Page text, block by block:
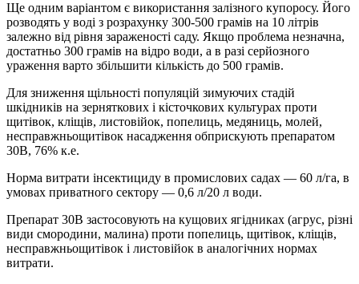
Ще одним варіантом є використання залізного купоросу. Його
розводять у воді з розрахунку 300-500 грамів на 10 літрів
залежно від рівня зараженості саду. Якщо проблема незначна,
достатньо 300 грамів на відро води, а в разі серйозного
ураження варто збільшити кількість до 500 грамів.
Для зниження щільності популяцій зимуючих стадій
шкідників на зерняткових і кісточкових культурах проти
щитівок, кліщів, листовійок, попелиць, медяниць, молей,
несправжньощитівок насадження обприскують препаратом
30В, 76% к.е.
Норма витрати інсектициду в промислових садах — 60 л/га, в
умовах приватного сектору — 0,6 л/20 л води.
Препарат 30В застосовують на кущових ягідниках (агрус, різні
види смородини, малина) проти попелиць, щитівок, кліщів,
несправжньощитівок і листовійок в аналогічних нормах
витрати.